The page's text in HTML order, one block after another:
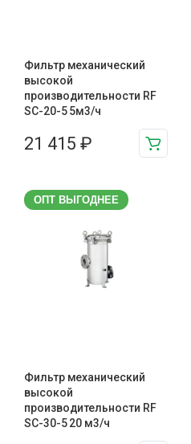
Фильтр механический
высокой
производительности RF
SC-20-5 5м3/ч
21 415 ₽
ОПТ ВЫГОДНЕЕ
Фильтр механический
высокой
производительности RF
SC-30-5 20 м3/ч